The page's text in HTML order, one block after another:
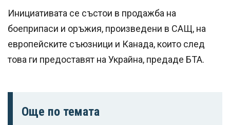
Инициативата се състои в продажба на
боеприпаси и оръжия, произведени в САЩ, на
европейските съюзници и Канада, които след
това ги предоставят на Украйна, предаде БТА.
Още по темата